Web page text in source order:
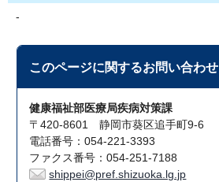
-
このページに関するお問い合わせ
健康福祉部医療局疾病対策課
〒420-8601 静岡市葵区追手町9-6
電話番号：054-221-3393
ファクス番号：054-251-7188
shippei@pref.shizuoka.lg.jp